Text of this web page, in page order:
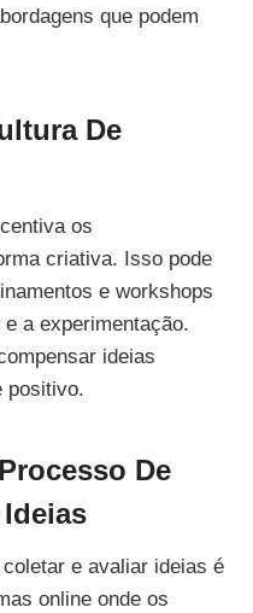
que podem
De
os
criativa. Isso pode
e workshops
a experimentação.
ideias
positivo.
De
coletar e avaliar ideias é
online onde os